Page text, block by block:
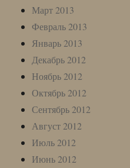
Март 2013
Февраль 2013
Январь 2013
Декабрь 2012
Ноябрь 2012
Октябрь 2012
Сентябрь 2012
Август 2012
Июль 2012
Июнь 2012